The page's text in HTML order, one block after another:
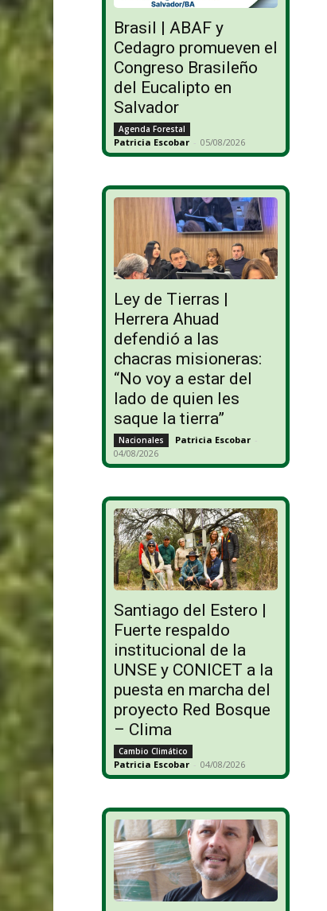
Brasil | ABAF y
Cedagro promueven el
Congreso Brasileño
del Eucalipto en
Salvador
Agenda Forestal
Patricia Escobar - 05/08/2026
Ley de Tierras |
Herrera Ahuad
defendió a las
chacras misioneras:
“No voy a estar del
lado de quien les
saque la tierra”
Nacionales Patricia Escobar -
04/08/2026
Santiago del Estero |
Fuerte respaldo
institucional de la
UNSE y CONICET a la
puesta en marcha del
proyecto Red Bosque
– Clima
Cambio Climático
Patricia Escobar - 04/08/2026